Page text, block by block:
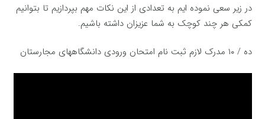
در زیر سعی نموده ایم به تعدادی از این نکات مهم بپردازیم تا بتوانیم
کمکی هر چند کوچک به شما عزیزان داشته باشیم.
ده / ۱۰ مدرک لازم ثبت نام امتحان ورودی دانشگاههای مجارستان